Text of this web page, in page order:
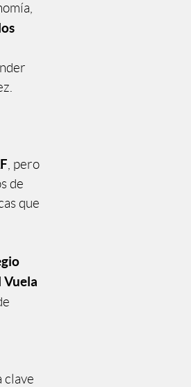
, pero
de
que
Vuela
clave